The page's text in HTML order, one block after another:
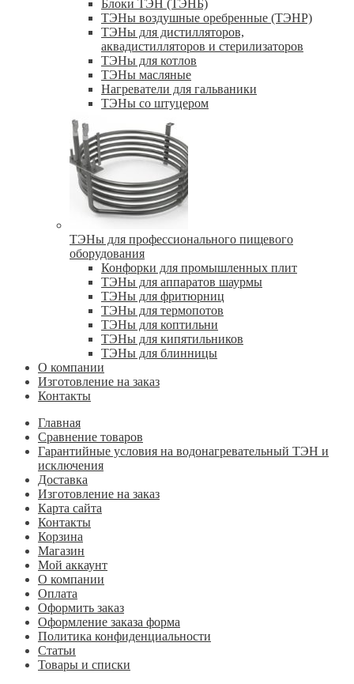
Блоки ТЭН (ТЭНБ)
ТЭНы воздушные оребренные (ТЭНР)
ТЭНы для дистилляторов,
аквадистилляторов и стерилизаторов
ТЭНы для котлов
ТЭНы масляные
Нагреватели для гальваники
ТЭНы со штуцером
ТЭНы для профессионального пищевого
оборудования
Конфорки для промышленных плит
ТЭНы для аппаратов шаурмы
ТЭНы для фритюрниц
ТЭНы для термопотов
ТЭНы для коптильни
ТЭНы для кипятильников
ТЭНы для блинницы
О компании
Изготовление на заказ
Контакты
Главная
Cравнение товаров
Гарантийные условия на водонагревательный ТЭН и
исключения
Доставка
Изготовление на заказ
Карта сайта
Контакты
Корзина
Магазин
Мой аккаунт
О компании
Оплата
Оформить заказ
Оформление заказа форма
Политика конфиденциальности
Статьи
Товары и списки